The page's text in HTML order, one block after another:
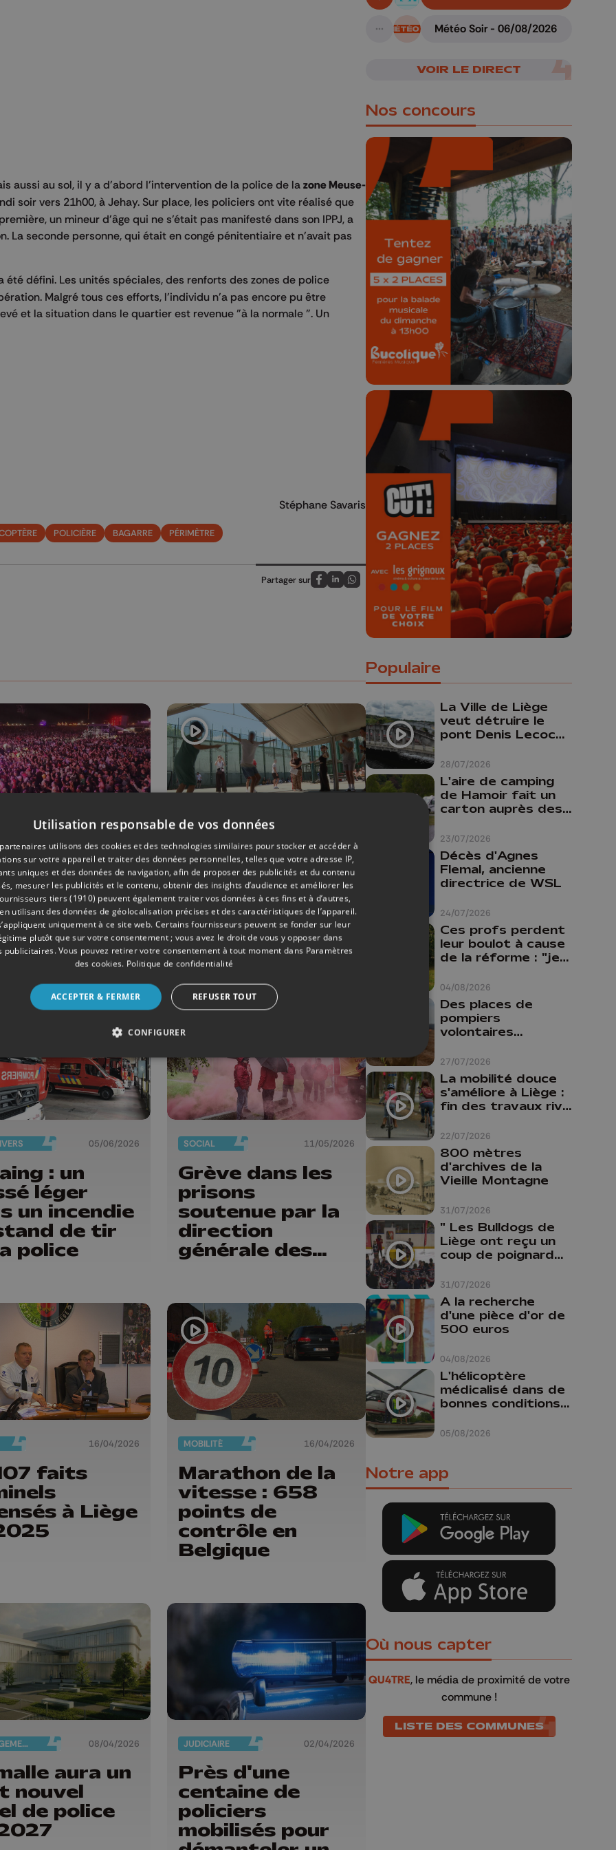
aussi au sol, il y a d'abord l'intervention de la police de la zone Meuse-
soir vers 21h00, à Jehay. Sur place, les policiers ont vite réalisé que
un mineur d'âge qui ne s'était pas manifesté dans son IPPJ, a
La seconde personne, qui était en congé pénitentiaire et n'avait pas
été défini. Les unités spéciales, des renforts des zones de police
Malgré tous ces efforts, l'individu n'a pas encore pu être
et la situation dans le quartier est revenue "à la normale ". Un
Stéphane Savaris
POLICIÈRE BAGARRE PÉRIMÈTRE
Partager sur
Partagez sur FaceBook
Partagez sur LinkedIn
Partagez sur Whatsapp
29/06/2026
contrôles
drogues
aux
SOCIÉTÉ 20/06/2026
Evasion
musicale à la
prison de Huy
05/06/2026
: un
léger
un incendie
de tir
police
SOCIAL 11/05/2026
Grève dans les
prisons
soutenue par la
direction
générale des
16/04/2026
faits
à Liège
MOBILITÉ 16/04/2026
Marathon de la
vitesse : 658
points de
contrôle en
Belgique
AMÉNAGEMENT DU TERRITOIRE 08/04/2026
aura un
nouvel
de police
JUDICIAIRE 02/04/2026
Près d'une
centaine de
policiers
mobilisés pour
En live!
A suivre
Météo Soir - 06/08/2026
VOIR LE DIRECT
Nos concours
🎁 Gagnez 5x2
places pour le
Bucolique Ferrières
Festival 🌿🎶
Concours valable jusqu'au 9 août,
23h59.
🎬 Concours CUT x
Les Grignoux ✨
Concours permanent - 2 places à
gagner chaque semaine !
Populaire
28/07/2026
La Ville de Liège
veut détruire le
pont Denis Lecocq
budget pour le
faire
23/07/2026
L'aire de camping
de Hamoir fait un
carton auprès des
24/07/2026
Décès d'Agnes
Flemal, ancienne
directrice de WSL
04/08/2026
Ces profs perdent
leur boulot à cause
de la réforme : "je
comme prof que
comme
pharmacienne"
27/07/2026
Des places de
pompiers
volontaires
province de Liège :
"Un citoyen qui
n'est formé ne
peut pas nous
aider"
22/07/2026
La mobilité douce
s'améliore à Liège :
fin des travaux rive
cyclo-piétonnes
Avroy et
Guillemins...
31/07/2026
800 mètres
d'archives de la
Vieille Montagne
31/07/2026
" Les Bulldogs de
Liège ont reçu un
coup de poignard
04/08/2026
A la recherche
d'une pièce d'or de
500 euros
05/08/2026
L'hélicoptère
médicalisé dans de
bonnes conditions à
Notre app
Où nous capter
QU4TRE, le média de proximité de votre
commune !
LISTE DES COMMUNES
Utilisation responsable de vos données
utilisons des cookies et des technologies similaires pour stocker et accéder à
sur votre appareil et traiter des données personnelles, telles que votre adresse IP,
uniques et des données de navigation, afin de proposer des publicités et du contenu
mesurer les publicités et le contenu, obtenir des insights d’audience et améliorer les
tiers (1910) peuvent également traiter vos données à ces fins et à d’autres,
utilisant des données de géolocalisation précises et des caractéristiques de l’appareil.
uniquement à ce site web. Certains fournisseurs peuvent se fonder sur leur
plutôt que sur votre consentement ; vous avez le droit de vous y opposer dans
publicitaires. Vous pouvez retirer votre consentement à tout moment dans Paramètres
des cookies. Politique de confidentialité
ACCEPTER & FERMER REFUSER TOUT
CONFIGURER